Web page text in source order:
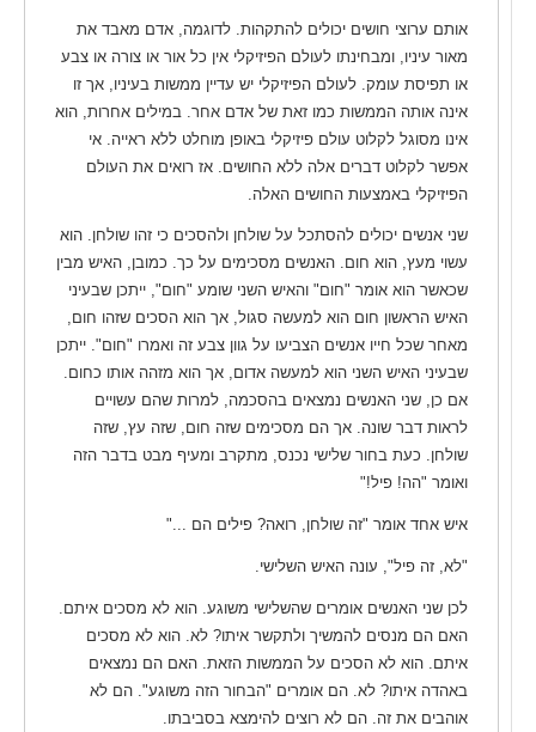
אותם ערוצי חושים יכולים להתקהות. לדוגמה, אדם מאבד את
מאור עיניו, ומבחינתו לעולם הפיזיקלי אין כל אור או צורה או צבע
או תפיסת עומק. לעולם הפיזיקלי יש עדיין ממשות בעיניו, אך זו
אינה אותה הממשות כמו זאת של אדם אחר. במילים אחרות, הוא
אינו מסוגל לקלוט עולם פיזיקלי באופן מוחלט ללא ראייה. אי
אפשר לקלוט דברים אלה ללא החושים. אז רואים את העולם
הפיזיקלי באמצעות החושים האלה.
שני אנשים יכולים להסתכל על שולחן ולהסכים כי זהו שולחן. הוא
עשוי מעץ, הוא חום. האנשים מסכימים על כך. כמובן, האיש מבין
שכאשר הוא אומר "חום" והאיש השני שומע "חום", ייתכן שבעיני
האיש הראשון חום הוא למעשה סגול, אך הוא הסכים שזהו חום,
מאחר שכל חייו אנשים הצביעו על גוון צבע זה ואמרו "חום". ייתכן
שבעיני האיש השני הוא למעשה אדום, אך הוא מזהה אותו כחום.
אם כן, שני האנשים נמצאים בהסכמה, למרות שהם עשויים
לראות דבר שונה. אך הם מסכימים שזה חום, שזה עץ, שזה
שולחן. כעת בחור שלישי נכנס, מתקרב ומעיף מבט בדבר הזה
ואומר "הה! פיל!"
איש אחד אומר "זה שולחן, רואה? פילים הם ..."
"לא, זה פיל", עונה האיש השלישי.
לכן שני האנשים אומרים שהשלישי משוגע. הוא לא מסכים איתם.
האם הם מנסים להמשיך ולתקשר איתו? לא. הוא לא מסכים
איתם. הוא לא הסכים על הממשות הזאת. האם הם נמצאים
באהדה איתו? לא. הם אומרים "הבחור הזה משוגע". הם לא
אוהבים את זה. הם לא רוצים להימצא בסביבתו.